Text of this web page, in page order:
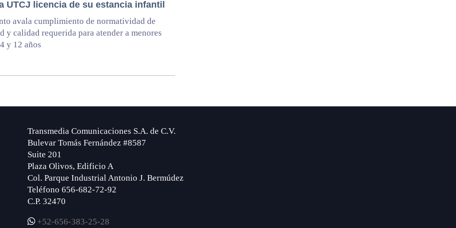
UTCJ licencia de su estancia infantil
avala cumplimiento de normatividad de
y calidad requerida para atender a menores
y 12 años
Transmedia Comunicaciones S.A. de C.V.
Bulevar Tomás Fernández #8587
Suite 201
Plaza Olivos, Edificio A
Col. Parque Industrial Antonio J. Bermúdez
Teléfono 656-682-72-92
C.P. 32470
+52-656-383-25-28